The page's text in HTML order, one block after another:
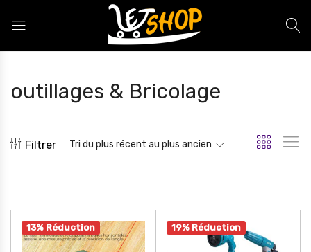
outillages & Bricolage
Filtrer Tri du plus récent au plus ancien
13% Réduction 19% Réduction